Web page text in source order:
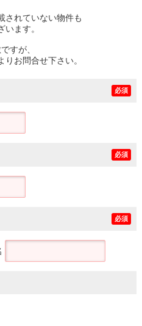
されていない物件も
います。
すが、
お問合せ下さい。
必須
必須
必須